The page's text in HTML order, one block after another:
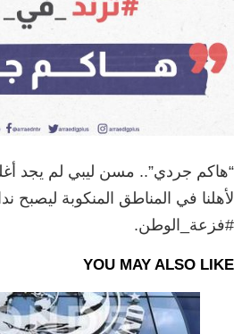
“هاكم جردي”.. مسن ليبي لم يجد
لأهلنا في المناطق المنكوبة ليصبح
#فزعة_الوطن.
YOU MAY ALSO LIKE